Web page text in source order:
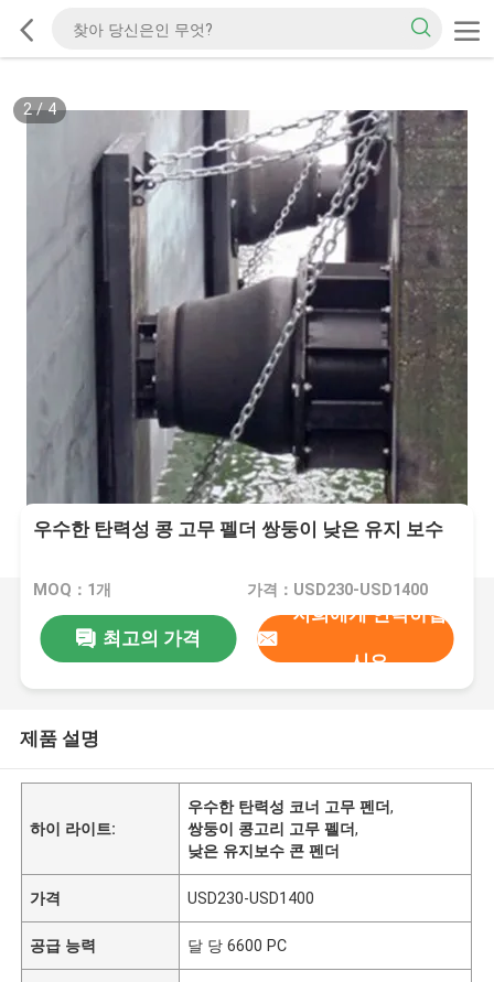
2/4
우수한 탄력성 콩 고무 펠더 쌍둥이 낮은 유지 보수
MOQ：1개 가격：USD230-USD1400
최고의 가격
저희에게 연락하십
시오
제품 설명
하이 라이트:
우수한 탄력성 코너 고무 펜더,
쌍둥이 콩고리 고무 펠더,
낮은 유지보수 콘 펜더
가격 USD230-USD1400
공급 능력 달 당 6600 PC